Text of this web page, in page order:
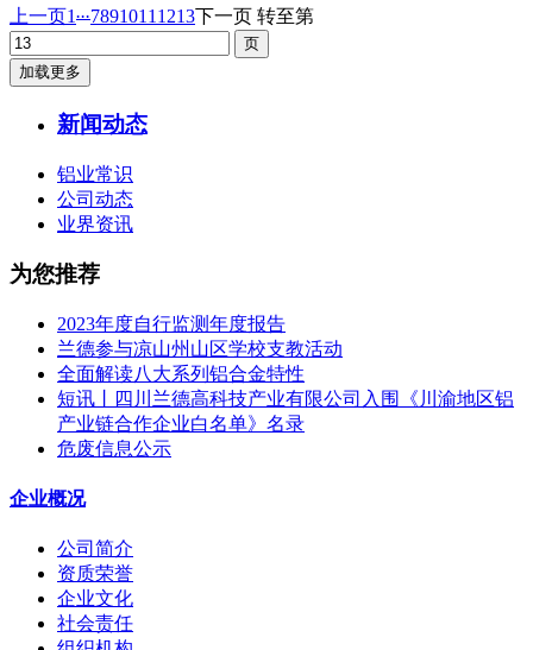
上一页1...7891011 1213下一页 转至第
加载更多
新闻动态
铝业常识
公司动态
业界资讯
为您推荐
2023年度自行监测年度报告
兰德参与凉山州山区学校支教活动
全面解读八大系列铝合金特性
短讯丨四川兰德高科技产业有限公司入围《川渝地区铝
产业链合作企业白名单》名录
危废信息公示
企业概况
公司简介
资质荣誉
企业文化
社会责任